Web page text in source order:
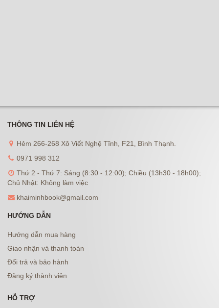
THÔNG TIN LIÊN HỆ
Hẻm 266-268 Xô Viết Nghệ Tĩnh, F21, Bình Thạnh.
0971 998 312
Thứ 2 - Thứ 7: Sáng (8:30 - 12:00); Chiều (13h30 - 18h00);
Chủ Nhật: Không làm việc
khaiminhbook@gmail.com
HƯỚNG DẪN
Hướng dẫn mua hàng
Giao nhận và thanh toán
Đổi trả và bảo hành
Đăng ký thành viên
HỖ TRỢ